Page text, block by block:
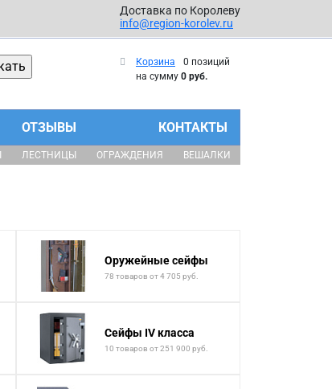
Доставка по Королеву
info@region-korolev.ru
Корзина
0 позиций
на сумму 0 руб.
ОТЗЫВЫ КОНТАКТЫ
ЛЕСТНИЦЫ ОГРАЖДЕНИЯ ВЕШАЛКИ
Оружейные сейфы
78 товаров от 4 705 руб.
Сейфы IV класса
10 товаров от 251 900 руб.